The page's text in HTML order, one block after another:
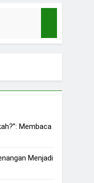
Membaca
Menjadi